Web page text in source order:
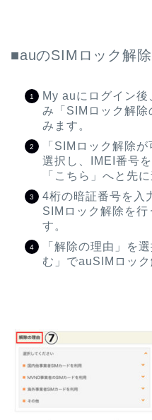
■auのSIMロック解
My auにログイン
み「SIMロック解除
みます。
「SIMロック解除
選択し、IMEI番号
「こちら」へと先に
4桁の暗証番号を入
SIMロック解除を行
す。
「解除の理由」を
む」でauSIMロック